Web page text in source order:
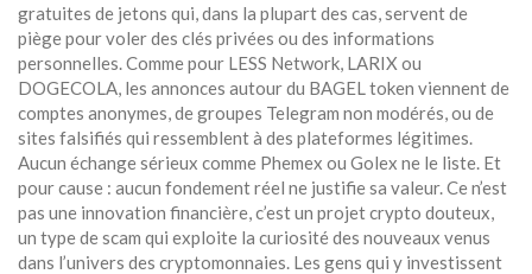
gratuites de jetons qui, dans la plupart des cas, servent de
piège pour voler des clés privées ou des informations
personnelles.Comme pour LESS Network, LARIX ou
DOGECOLA, les annonces autour du BAGEL token viennent de
comptes anonymes, de groupes Telegram non modérés, ou de
sites falsifiés qui ressemblent à des plateformes légitimes.
Aucun échange sérieux comme Phemex ou Golex ne le liste. Et
pour cause : aucun fondement réel ne justifie sa valeur. Ce n’est
pas une innovation financière, c’est un projet crypto douteux,
un type de scam qui exploite la curiosité des nouveaux venus
dans l’univers des cryptomonnaies. Les gens qui y investissent